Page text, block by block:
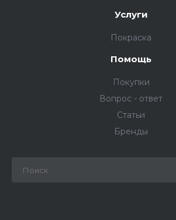
Услуги
Покраска
Помощь
Покупки
Вопрос - ответ
Статьи
Бренды